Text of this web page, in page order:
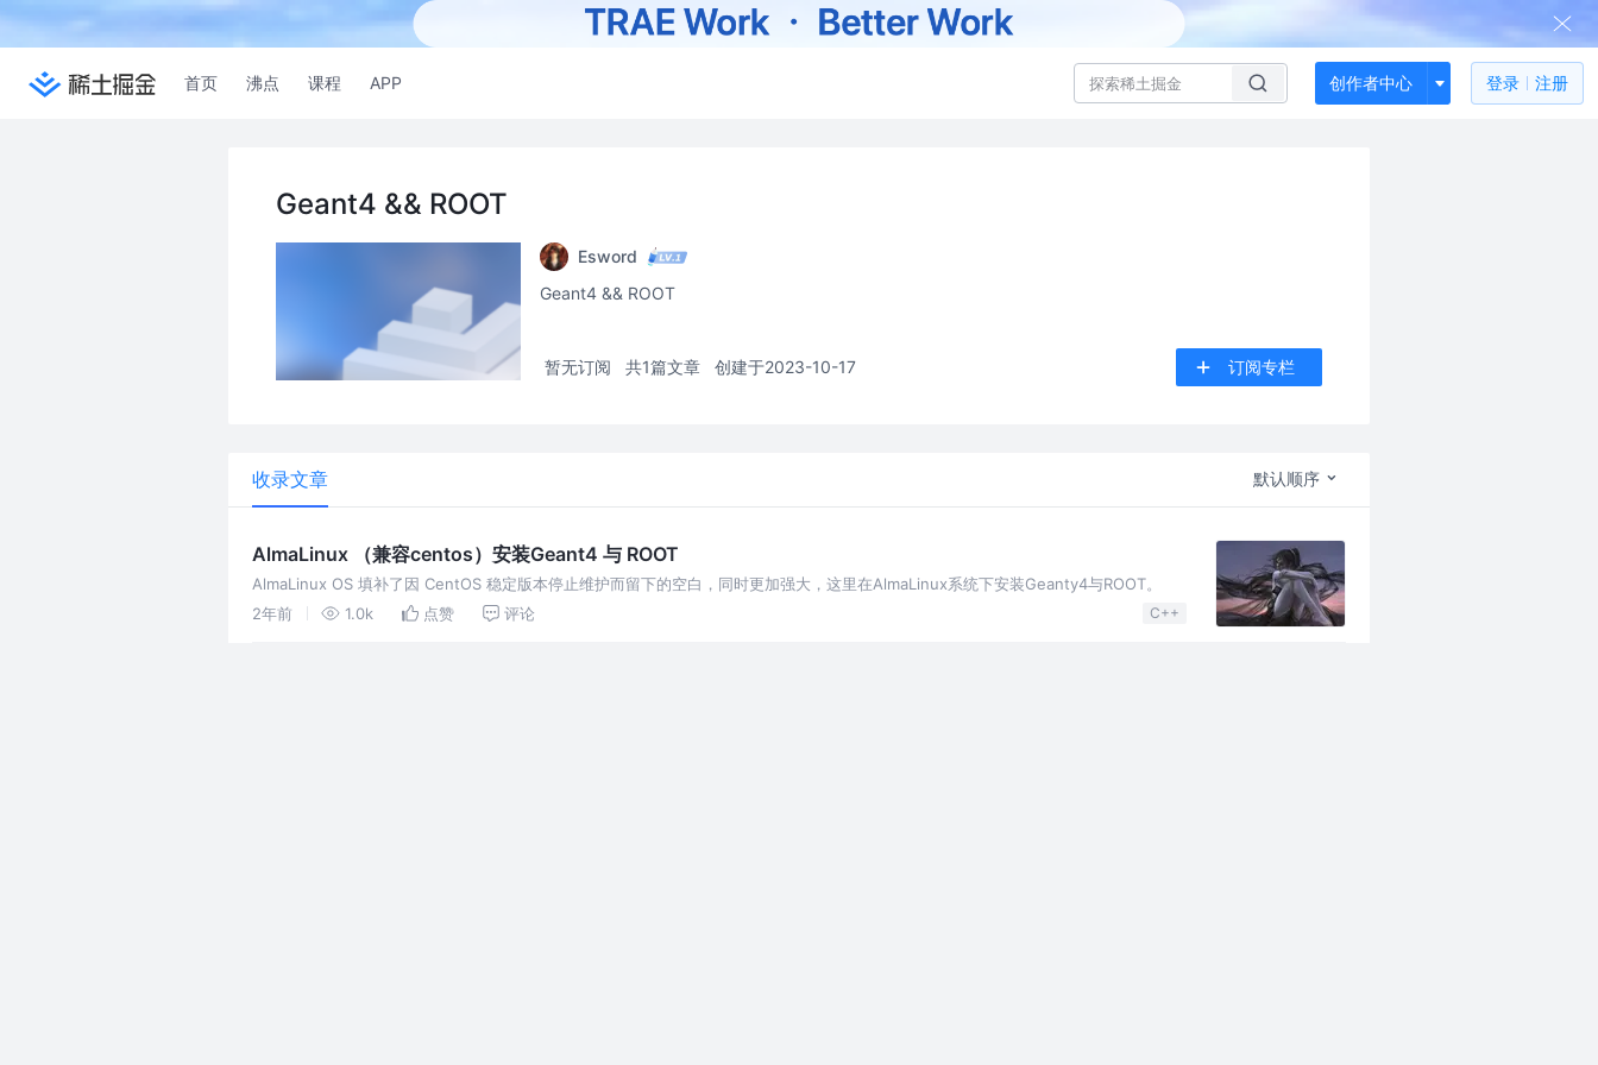
首页 沸点 课程 APP 创作者中心 登录 注册
Geant4 && ROOT
Esword
Geant4 && ROOT
暂无订阅 共1篇文章 创建于2023-10-17 订阅专栏
收录文章 默认顺序
AlmaLinux （兼容centos）安装Geant4 与 ROOT
AlmaLinux OS 填补了因 CentOS 稳定版本停止维护而留下的空白，同时更加强大，这里在AlmaLinux系统下安装Geanty4与ROOT。
2年前
1.0k 点赞 评论 C++